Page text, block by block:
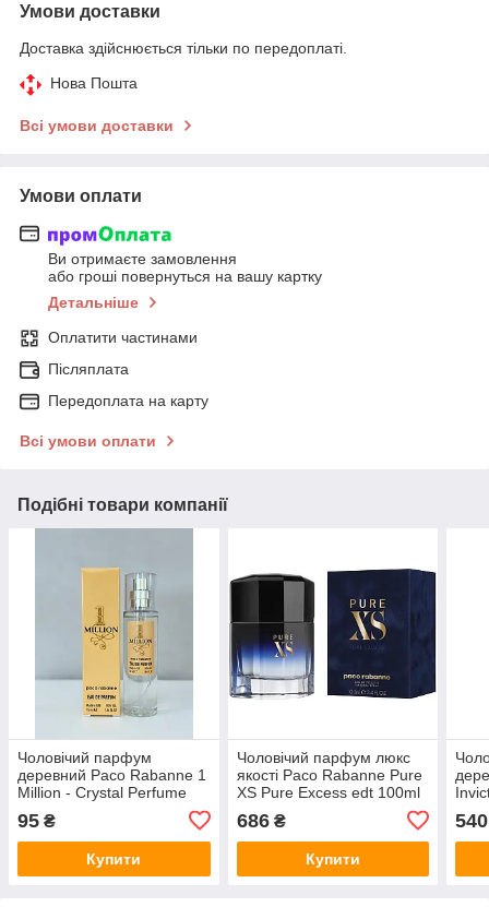
Умови доставки
Доставка здійснюється тільки по передоплаті.
Нова Пошта
Всі умови доставки
Умови оплати
Ви отримаєте замовлення
або гроші повернуться на вашу картку
Детальніше
Оплатити частинами
Післяплата
Передоплата на карту
Всі умови оплати
Подібні товари компанії
Чоловічий парфум
деревний Paco Rabanne 1
Million - Crystal Perfume
95 ₴
Купити
Чоловічий парфум люкс
якості Paco Rabanne Pure
XS Pure Excess edt 100ml
686₴
Купити
540